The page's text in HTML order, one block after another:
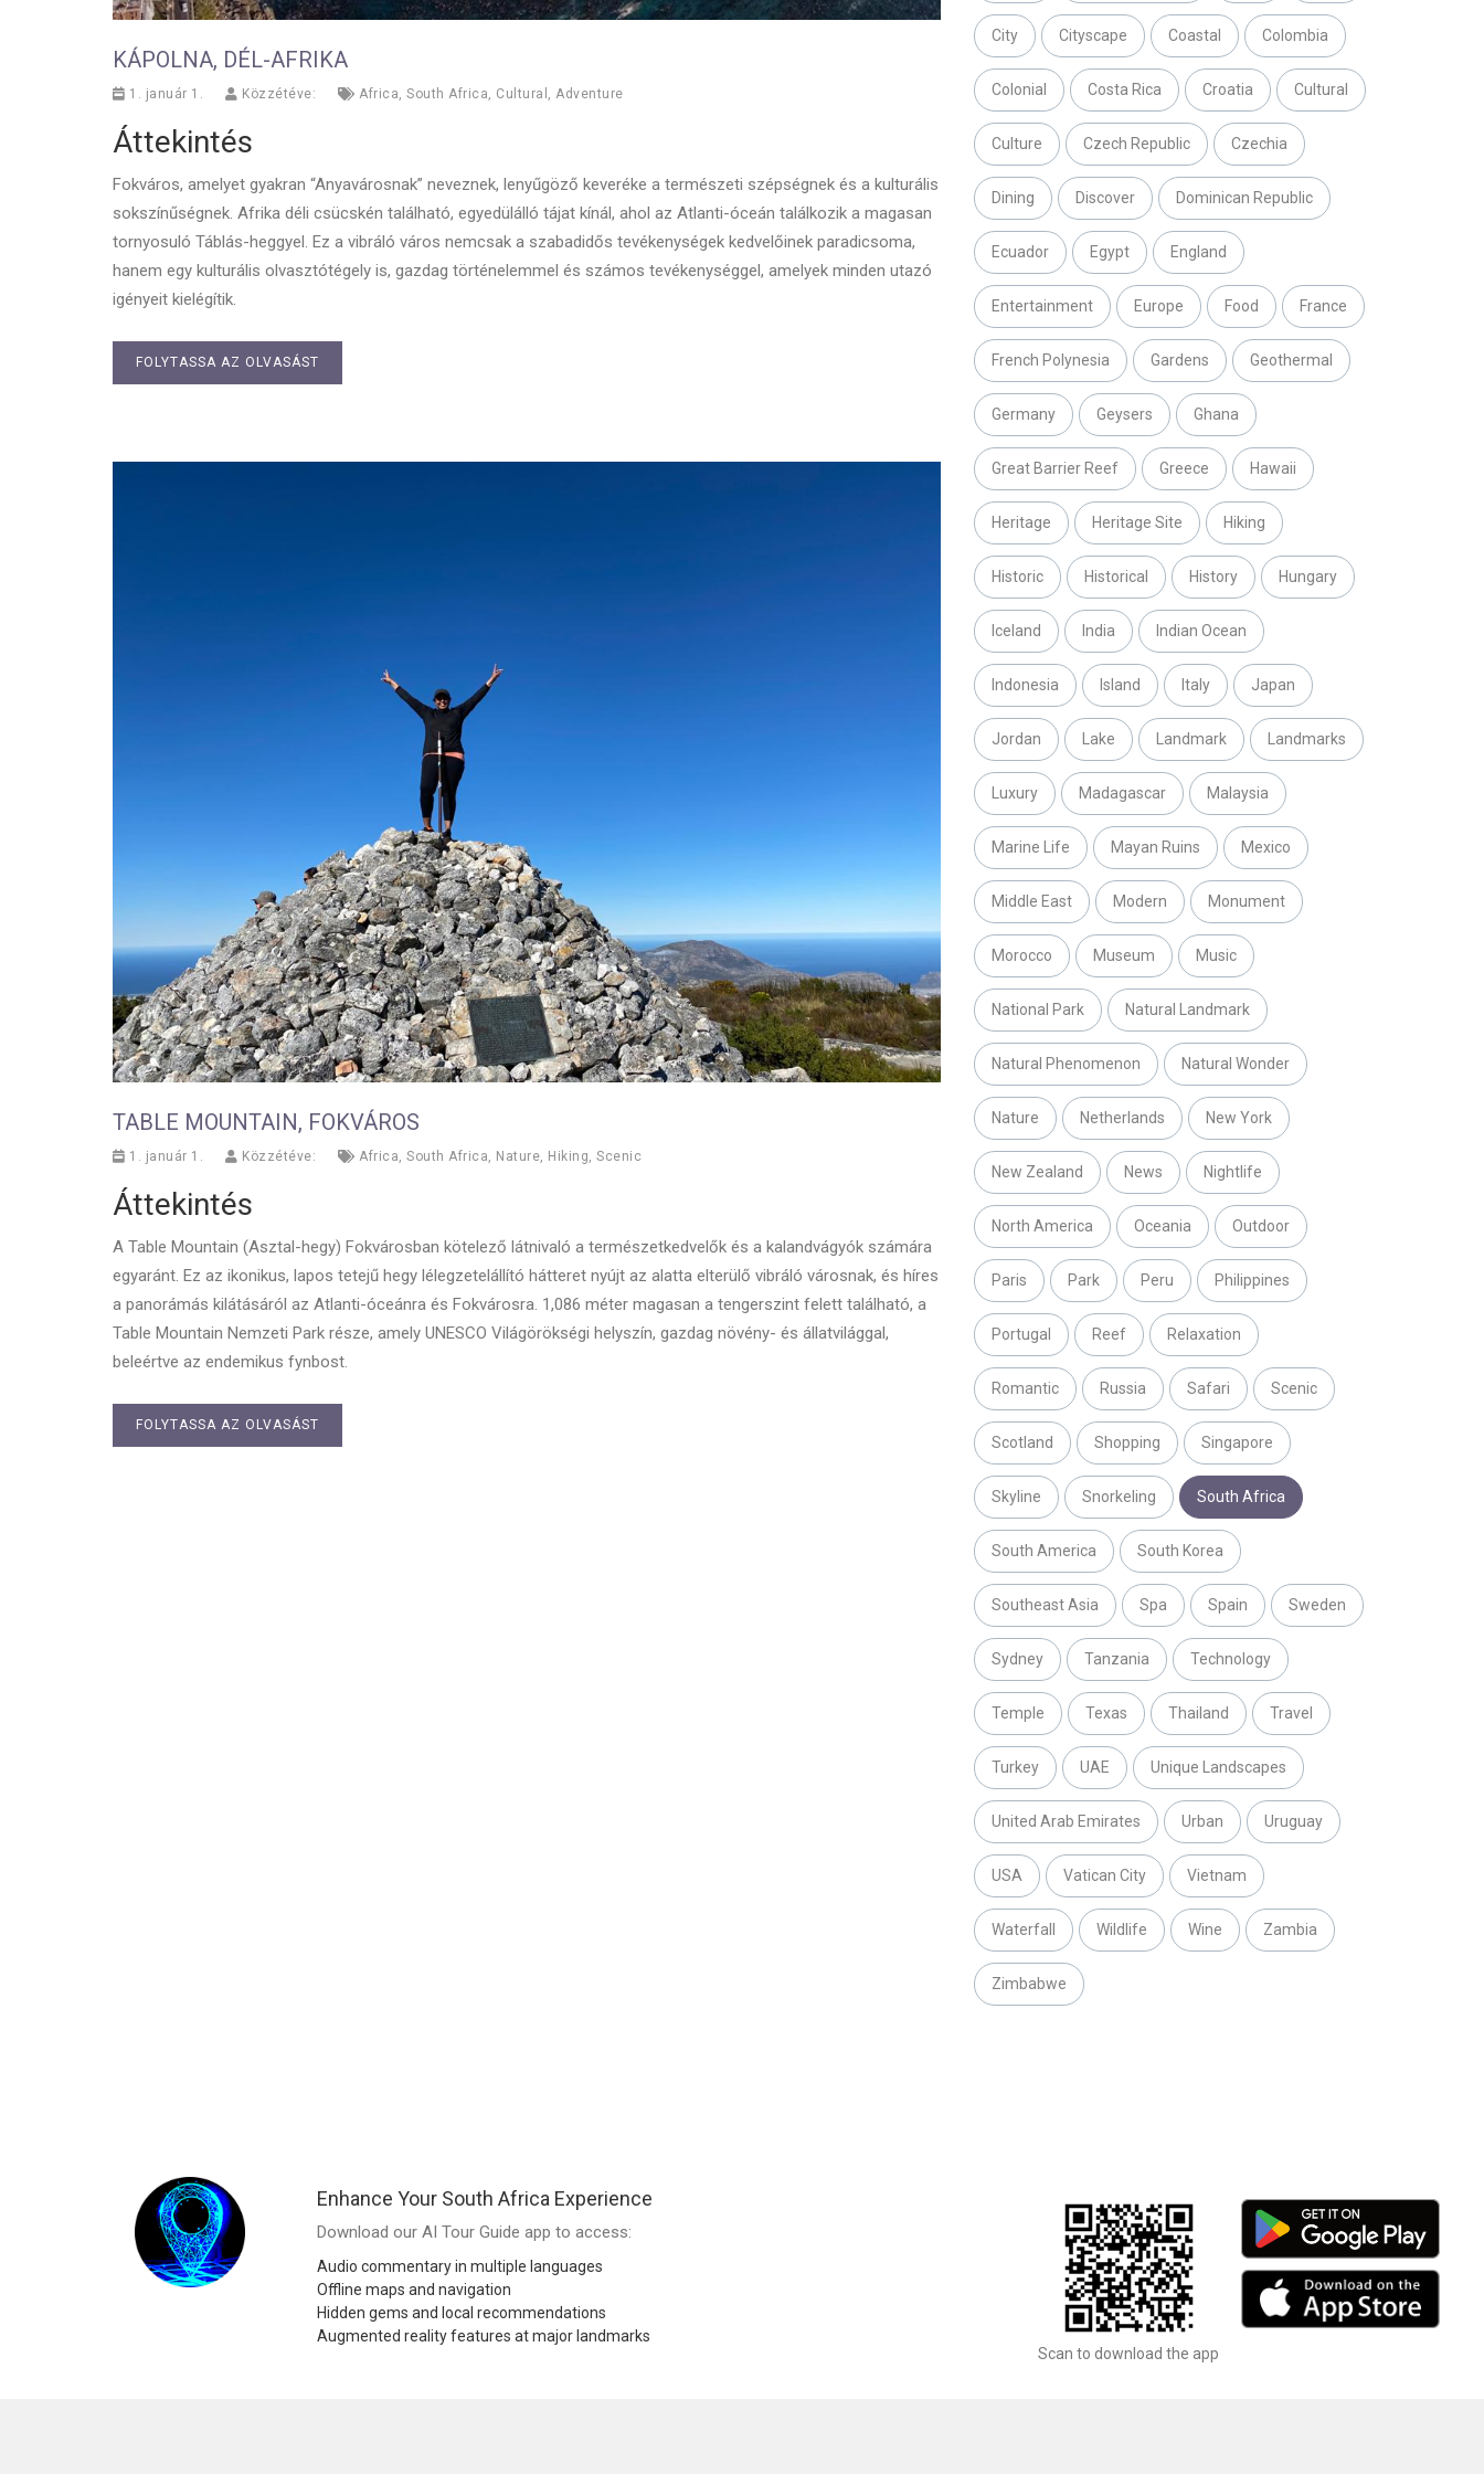
KÁPOLNA, DÉL-AFRIKA
1. január 1. Közzétéve: Africa South Africa Cultural Adventure
Áttekintés
Fokváros, amelyet gyakran “Anyavárosnak” neveznek, lenyűgöző keveréke a természeti szépségnek és a kulturális
sokszínűségnek. Afrika déli csücskén található, egyedülálló tájat kínál, ahol az Atlanti-óceán találkozik a magasan
tornyosuló Táblás-heggyel. Ez a vibráló város nemcsak a szabadidős tevékenységek kedvelőinek paradicsoma,
hanem egy kulturális olvasztótégely is, gazdag történelemmel és számos tevékenységgel, amelyek minden utazó
igényeit kielégítik.
FOLYTASSA AZ OLVASÁST
TABLE MOUNTAIN, FOKVÁROS
1. január 1. Közzétéve: Africa, South Africa, Nature, Hiking, Scenic
Áttekintés
A Table Mountain (Asztal-hegy) Fokvárosban kötelező látnivaló a természetkedvelők és a kalandvágyók számára
egyaránt. Ez az ikonikus, lapos tetejű hegy lélegzetelállító hátteret nyújt az alatta elterülő vibráló városnak, és híres
a panorámás kilátásáról az Atlanti-óceánra és Fokvárosra. 1,086 méter magasan a tengerszint felett található, a
Table Mountain Nemzeti Park része, amely UNESCO Világörökségi helyszín, gazdag növény- és állatvilággal,
beleértve az endemikus fynbost.
FOLYTASSA AZ OLVASÁST
City Cityscape Coastal Colombia
Colonial Costa Rica Croatia Cultural
Culture Czech Republic Czechia
Dining Discover Dominican Republic
Ecuador Egypt England
Entertainment Europe Food France
French Polynesia Gardens Geothermal
Germany Geysers Ghana
Great Barrier Reef Greece Hawaii
Heritage Heritage Site Hiking
Historic Historical History Hungary
Iceland India Indian Ocean
Indonesia Island Italy Japan
Jordan Lake Landmark Landmarks
Luxury Madagascar Malaysia
Marine Life Mayan Ruins Mexico
Middle East Modern Monument
Morocco Museum Music
National Park Natural Landmark
Natural Phenomenon Natural Wonder
Nature Netherlands New York
New Zealand News Nightlife
North America Oceania Outdoor
Paris Park Peru Philippines
Portugal Reef Relaxation
Romantic Russia Safari Scenic
Scotland Shopping Singapore
Skyline Snorkeling South Africa
South America South Korea
Southeast Asia Spa Spain Sweden
Sydney Tanzania Technology
Temple Texas Thailand Travel
Turkey UAE Unique Landscapes
United Arab Emirates Urban Uruguay
USA Vatican City Vietnam
Waterfall Wildlife Wine Zambia
Zimbabwe
Enhance Your South Africa Experience
Download our AI Tour Guide app to access:
Audio commentary in multiple languages
Offline maps and navigation
Hidden gems and local recommendations
Augmented reality features at major landmarks
Scan to download the app